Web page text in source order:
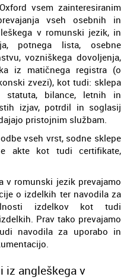
vsem zainteresiranim
vseh osebnih in
v romunski jezik, in
potnega lista, osebne
vozniškega dovoljenja,
iz matičnega registra (o
zvezi), kot tudi: sklepa
statuta, bilance, letnih in
izjav, potrdil in soglasij
pristojnim službam.
vseh vrst, sodne sklepe
akte kot tudi certifikate,
v romunski jezik prevajamo
o izdelkih ter navodila za
izdelkov kot tudi
Prav tako prevajamo
navodila za uporabo in
iz angleškega v